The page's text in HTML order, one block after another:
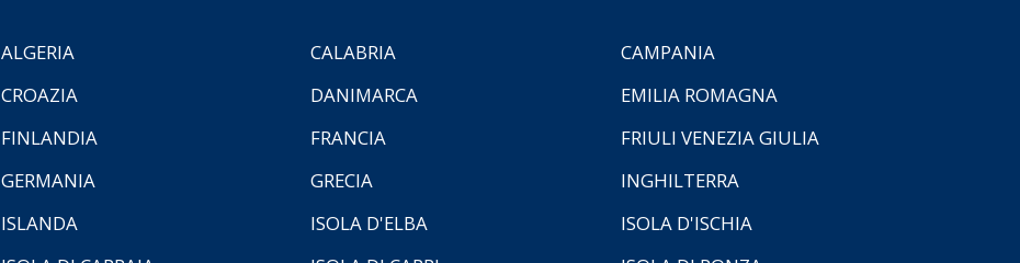
ALGERIA CALABRIA
CAMPANIA
CROAZIA DANIMARCA
EMILIA ROMAGNA
FINLANDIA FRANCIA
FRIULI VENEZIA GIULIA
GERMANIA GRECIA
INGHILTERRA
ISLANDA ISOLA D'ELBA
ISOLA D'ISCHIA